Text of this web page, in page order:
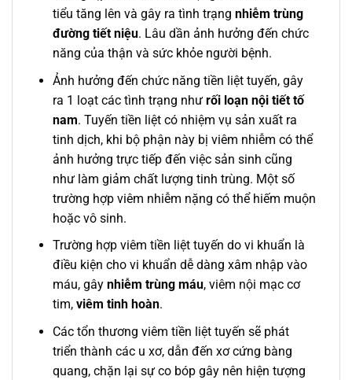
tiểu tăng lên và gây ra tình trạng nhiễm trùng
đường tiết niệu. Lâu dần ảnh hưởng đến chức
năng của thận và sức khỏe người bệnh.
Ảnh hưởng đến chức năng tiền liệt tuyến, gây
ra 1 loạt các tình trạng như rối loạn nội tiết tố
nam. Tuyến tiền liệt có nhiệm vụ sản xuất ra
tinh dịch, khi bộ phận này bị viêm nhiễm có thể
ảnh hưởng trực tiếp đến việc sản sinh cũng
như làm giảm chất lượng tinh trùng. Một số
trường hợp viêm nhiễm nặng có thể hiếm muộn
hoặc vô sinh.
Trường hợp viêm tiền liệt tuyến do vi khuẩn là
điều kiện cho vi khuẩn dễ dàng xâm nhập vào
máu, gây nhiễm trùng máu, viêm nội mạc cơ
tim, viêm tinh hoàn.
Các tổn thương viêm tiền liệt tuyến sẽ phát
triển thành các u xơ, dẫn đến xơ cứng bàng
quang, chặn lại sự co bóp gây nên hiện tượng